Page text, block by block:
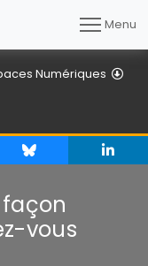
Menu
Numériques
vous